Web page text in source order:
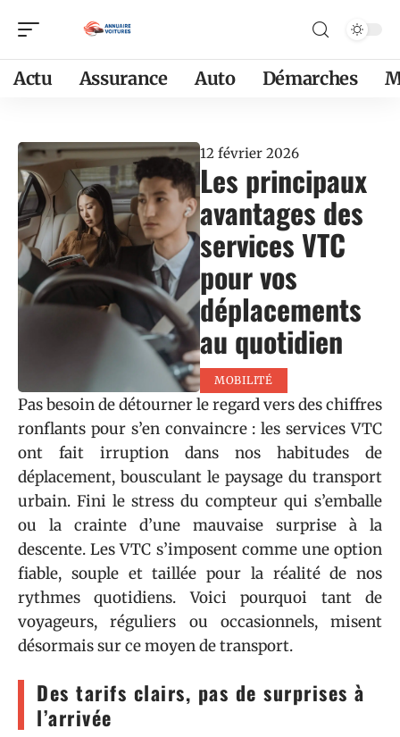
Actu Assurance Auto Démarches
12 février 2026
Les principaux
avantages des
services VTC
pour vos
déplacements
au quotidien
MOBILITÉ
Pas besoin de détourner le regard vers des chiffres
ronflants pour s’en convaincre : les services VTC
ont fait irruption dans nos habitudes de
déplacement, bousculant le paysage du transport
urbain. Fini le stress du compteur qui s’emballe
ou la crainte d’une mauvaise surprise à la
descente. Les VTC s’imposent comme une option
fiable, souple et taillée pour la réalité de nos
rythmes quotidiens. Voici pourquoi tant de
voyageurs, réguliers ou occasionnels, misent
désormais sur ce moyen de transport.
Des tarifs clairs, pas de surprises à
l’arrivée